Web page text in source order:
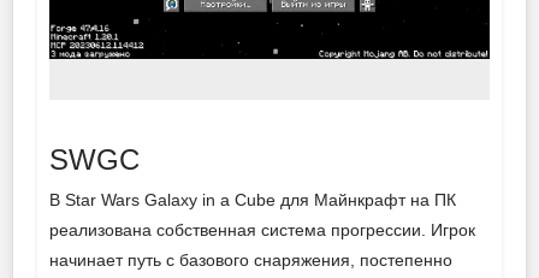
SWGC
В Star Wars Galaxy in a Cube для Майнкрафт на ПК
реализована собственная система прогрессии. Игрок
начинает путь с базового снаряжения, постепенно